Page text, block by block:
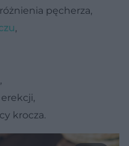
pęcherza,
,
,
krocza.